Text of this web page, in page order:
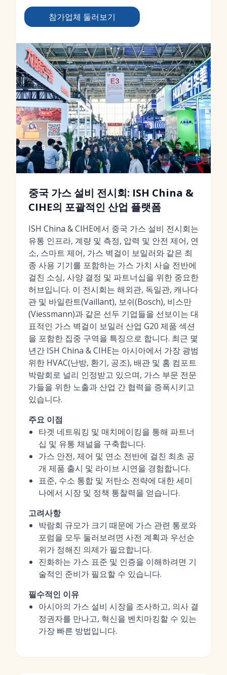
참가업체 둘러보기
중국 가스 설비 전시회: ISH China &
CIHE의 포괄적인 산업 플랫폼
ISH China & CIHE에서 중국 가스 설비 전시회는
유통 인프라, 계량 및 측정, 압력 및 안전 제어, 연
소, 스마트 제어, 가스 벽걸이 보일러와 같은 최
종 사용 기기를 포함하는 가스 가치 사슬 전반에
걸친 소싱, 사양 결정 및 파트너십을 위한 중요한
허브입니다. 이 전시회는 해외관, 독일관, 캐나다
관 및 바일란트(Vaillant), 보쉬(Bosch), 비스만
(Viessmann)과 같은 선두 기업들을 선보이는 대
표적인 가스 벽걸이 보일러 산업 G20 제품 섹션
을 포함한 집중 구역을 특징으로 합니다. 최근 몇
년간 ISH China & CIHE는 아시아에서 가장 광범
위한 HVAC(난방, 환기, 공조), 배관 및 홈 컴포트
박람회로 널리 인정받고 있으며, 가스 부문 전문
가들을 위한 노출과 산업 간 협력을 증폭시키고
있습니다.
주요 이점
타겟 네트워킹 및 매치메이킹을 통해 파트너
십 및 유통 채널을 구축합니다.
가스 안전, 제어 및 연소 전반에 걸친 최초 공
개 제품 출시 및 라이브 시연을 경험합니다.
표준, 수소 통합 및 저탄소 전략에 대한 세미
나에서 시장 및 정책 통찰력을 얻습니다.
고려사항
박람회 규모가 크기 때문에 가스 관련 통로와
포럼을 모두 둘러보려면 사전 계획과 우선순
위가 정해진 의제가 필요합니다.
진화하는 가스 표준 및 인증을 이해하려면 기
술적인 준비가 필요할 수 있습니다.
필수적인 이유
아시아의 가스 설비 시장을 조사하고, 의사 결
정권자를 만나고, 혁신을 벤치마킹할 수 있는
가장 빠른 방법입니다.